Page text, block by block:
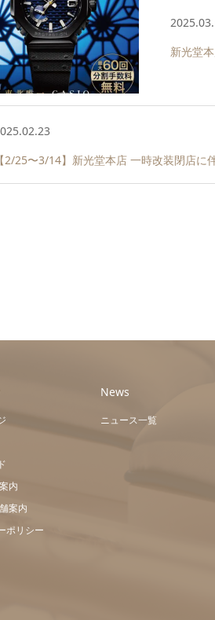
新光堂
【2/25〜3/14】新光堂本店 一時改装閉店に
内
案内
ポリシー
News
ニュース一覧